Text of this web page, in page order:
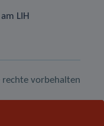
LIH
vorbehalten